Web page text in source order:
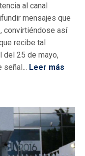
al canal
mensajes que
convirtiéndose así
recibe tal
del 25 de mayo,
Leer más